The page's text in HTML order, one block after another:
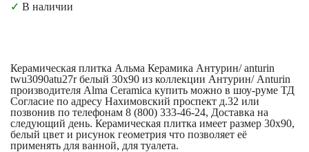
✓ В наличии
Керамическая плитка Альма Керамика Антурин/ anturin
twu3090atu27r белый 30x90 из коллекции Антурин/ Anturin
производителя Alma Ceramica купить можно в шоу-руме ТД
Согласие по адресу Нахимовский проспект д.32 или
позвонив по телефонам 8 (800) 333-46-24, Доставка на
следующий день. Керамическая плитка имеет размер 30x90,
белый цвет и рисунок геометрия что позволяет её
применять для ванной, для туалета.